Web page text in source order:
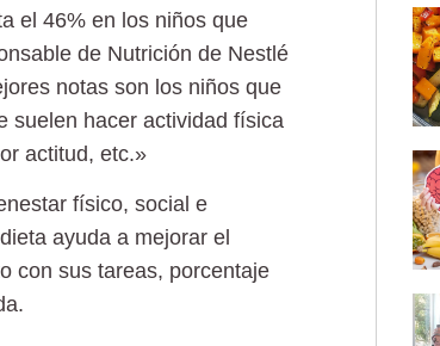
el 46% en los niños que
de Nutrición de Nestlé
notas son los niños que
suelen hacer actividad física
actitud, etc.»
físico, social e
ayuda a mejorar el
con sus tareas, porcentaje